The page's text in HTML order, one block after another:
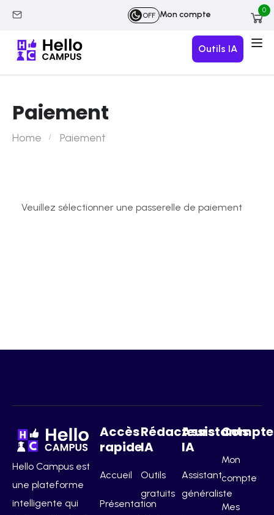
OFF Mon compte 0
Outils IA
Paiement
Home Paiement
Veuillez sélectionner une passerelle de paiement
Hello Campus est
une plateforme
intelligente qui
Accès
rapide
Accueil
Présentation
Rédacteurs
IA
Outils
gratuits
Assistants
IA
Assistant
généraliste
Compte
Mon
compte
Mes